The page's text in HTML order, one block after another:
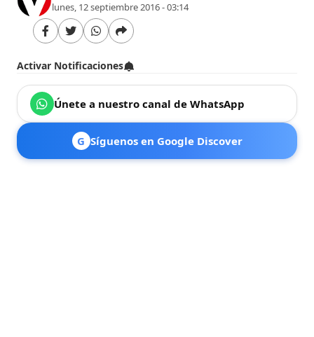
lunes, 12 septiembre 2016 - 03:14
Activar Notificaciones
Únete a nuestro canal de WhatsApp
G Síguenos en Google Discover